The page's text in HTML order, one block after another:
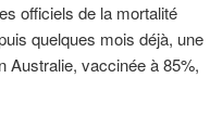
officiels de la mortalité
quelques mois déjà, une
Australie, vaccinée à 85%,